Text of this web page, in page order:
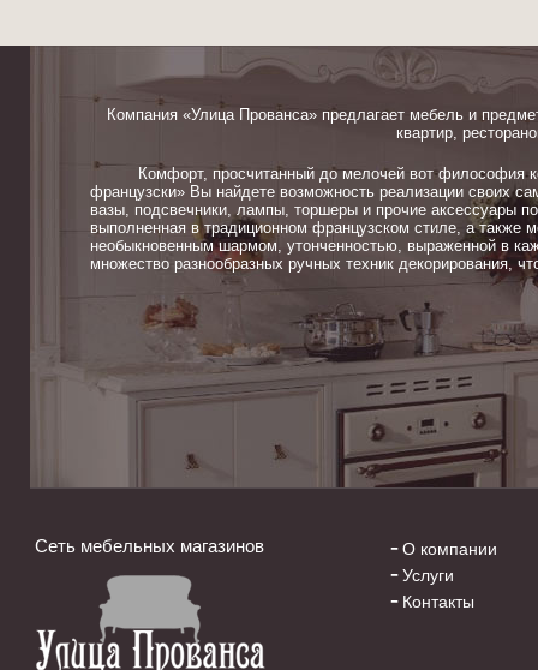
Компания «Улица Прованса» предлагает мебель и
квартир,
Комфорт, просчитанный до мелочей вот философия
французски» Вы найдете возможность реализации своих
вазы, подсвечники, лампы, торшеры и прочие аксессуары
выполненная в традиционном французском стиле, а также
необыкновенным шармом, утонченностью, выраженной в
множество разнообразных ручных техник декорирования,
Сеть мебельных магазинов
О компании
Услуги
Контакты